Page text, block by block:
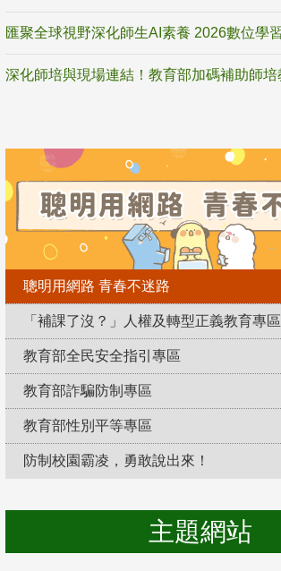
聰明用網路 青春不迷路
「補課了沒？」人權及轉型正義教育專區
教育部全民安全指引專區
教育部詐騙防制專區
教育部性別平等專區
防制校園霸凌，勇敢說出來！
主題網站